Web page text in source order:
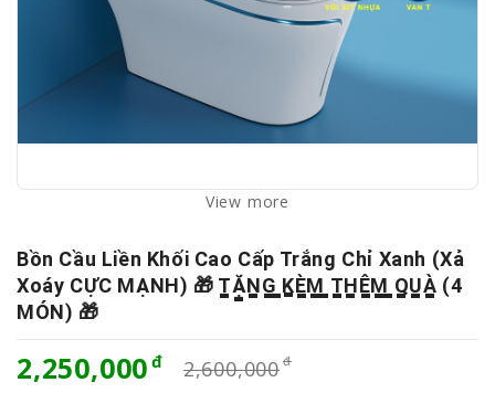
View more
Bồn Cầu Liền Khối Cao Cấp Trắng Chỉ Xanh (Xả
Xoáy CỰC MẠNH) 🎁 T̳Ặ̳N̳G̳ ̳K̳È̳M̳ ̳T̳H̳Ê̳M̳ ̳Q̳U̳À̳ (4
MÓN) 🎁
2,250,000 2,600,000